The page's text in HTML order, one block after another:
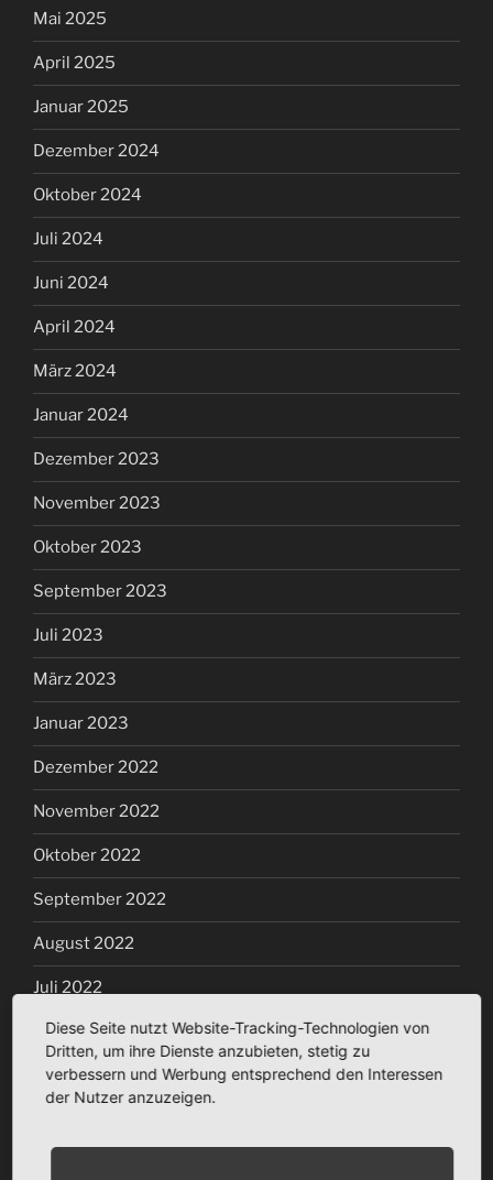
Mai 2025
April 2025
Januar 2025
Dezember 2024
Oktober 2024
Juli 2024
Juni 2024
April 2024
März 2024
Januar 2024
Dezember 2023
November 2023
Oktober 2023
September 2023
Juli 2023
März 2023
Januar 2023
Dezember 2022
November 2022
Oktober 2022
September 2022
August 2022
Juli 2022
Juni 2022
Mai 2022
Diese Seite nutzt Website-Tracking-Technologien von
Dritten, um ihre Dienste anzubieten, stetig zu
verbessern und Werbung entsprechend den Interessen
der Nutzer anzuzeigen.